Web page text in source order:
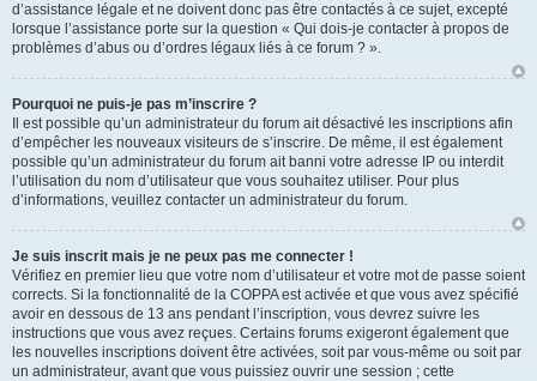
d’assistance légale et ne doivent donc pas être contactés à ce sujet, excepté
lorsque l’assistance porte sur la question « Qui dois-je contacter à propos de
problèmes d’abus ou d’ordres légaux liés à ce forum ? ».
Pourquoi ne puis-je pas m’inscrire ?
Il est possible qu’un administrateur du forum ait désactivé les inscriptions afin
d’empêcher les nouveaux visiteurs de s’inscrire. De même, il est également
possible qu’un administrateur du forum ait banni votre adresse IP ou interdit
l’utilisation du nom d’utilisateur que vous souhaitez utiliser. Pour plus
d’informations, veuillez contacter un administrateur du forum.
Je suis inscrit mais je ne peux pas me connecter !
Vérifiez en premier lieu que votre nom d’utilisateur et votre mot de passe soient
corrects. Si la fonctionnalité de la COPPA est activée et que vous avez spécifié
avoir en dessous de 13 ans pendant l’inscription, vous devrez suivre les
instructions que vous avez reçues. Certains forums exigeront également que
les nouvelles inscriptions doivent être activées, soit par vous-même ou soit par
un administrateur, avant que vous puissiez ouvrir une session ; cette